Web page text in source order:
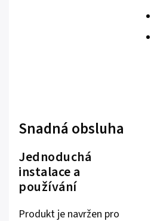
Snadná obsluha
Jednoduchá
instalace a
používání
Produkt je navržen pro